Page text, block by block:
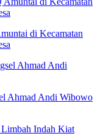
di Kecamatan
Ahmad Andi Wibowo